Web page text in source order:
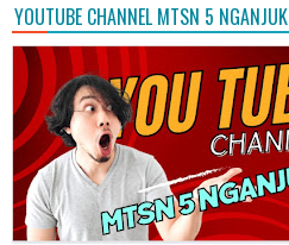
YOUTUBE CHANNEL MTSN 5 NGANJUK